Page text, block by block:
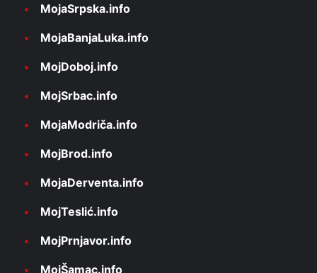
MojaSrpska.info
MojaBanjaLuka.info
MojDoboj.info
MojSrbac.info
MojaModriča.info
MojBrod.info
MojaDerventa.info
MojTeslić.info
MojPrnjavor.info
MojŠamac.info